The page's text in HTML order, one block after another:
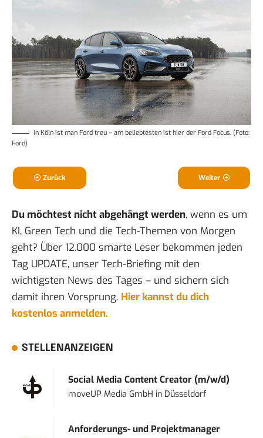
In Köln ist man Ford treu – am beliebtesten ist hier der Ford Focus. (Foto:
Ford)
Zurück Weiter
Du möchtest nicht abgehängt werden, wenn es um
KI, Green Tech und die Tech-Themen von Morgen
geht? Über 12.000 smarte Leser bekommen jeden
Tag UPDATE, unser Tech-Briefing mit den
wichtigsten News des Tages – und sichern sich
damit ihren Vorsprung. Hier kannst du dich
kostenlos anmelden.
STELLENANZEIGEN
Social Media Content Creator (m/w/d)
moveUP Media GmbH in Düsseldorf
Anforderungs- und Projektmanager